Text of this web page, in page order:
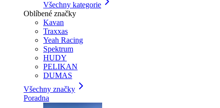
Všechny kategorie
Oblíbené značky
Kavan
Traxxas
Yeah Racing
Spektrum
HUDY
PELIKAN
DUMAS
Všechny značky
Poradna